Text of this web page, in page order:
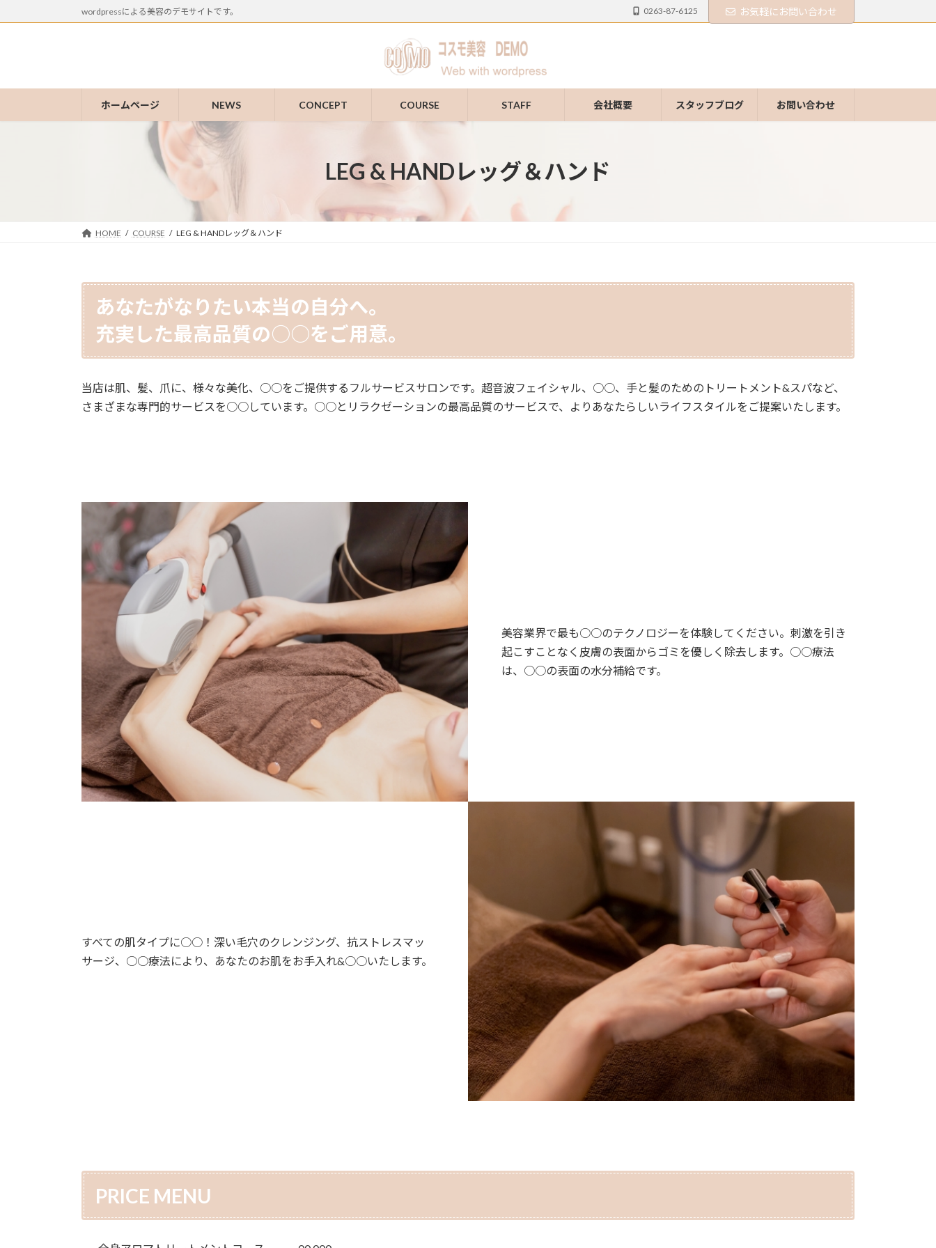
ン
へ
キ
ビ
ョ
に
wordpressによる美容のデモサイトです。 0263-87-6125 お気軽にお問い合わせ
ホームページ NEWS CONCEPT COURSE STAFF 会社概要 スタッフブログ お問い合わせ
LEG & HANDレッグ＆ハンド
HOME COURSE LEG & HANDレッグ＆ハンド
あなたがなりたい本当の自分へ。
充実した最高品質の○○をご用意。
当店は肌、髪、爪に、様々な美化、○○をご提供するフルサービスサロンです。超音波フェイシャル、○○、手と髪のためのトリートメント&スパなど、
さまざまな専門的サービスを○○しています。○○とリラクゼーションの最高品質のサービスで、よりあなたらしいライフスタイルをご提案いたします。
美容業界で最も○○のテクノロジーを体験してください。刺激を引き
起こすことなく皮膚の表面からゴミを優しく除去します。○○療法
は、○○の表面の水分補給です。
すべての肌タイプに○○！深い毛穴のクレンジング、抗ストレスマッ
サージ、○○療法により、あなたのお肌をお手入れ&○○いたします。
PRICE MENU